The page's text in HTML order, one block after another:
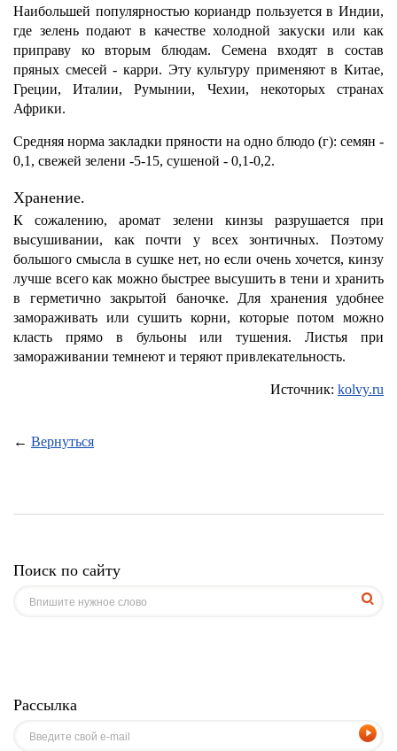
Наибольшей популярностью кориандр пользуется в Индии,
где зелень подают в качестве холодной закуски или как
приправу ко вторым блюдам. Семена входят в состав
пряных смесей - карри. Эту культуру применяют в Китае,
Греции, Италии, Румынии, Чехии, некоторых странах
Африки.
Средняя норма закладки пряности на одно блюдо (г): семян -
0,1, свежей зелени -5-15, сушеной - 0,1-0,2.
Хранение.
К сожалению, аромат зелени кинзы разрушается при
высушивании, как почти у всех зонтичных. Поэтому
большого смысла в сушке нет, но если очень хочется, кинзу
лучше всего как можно быстрее высушить в тени и хранить
в герметично закрытой баночке. Для хранения удобнее
замораживать или сушить корни, которые потом можно
класть прямо в бульоны или тушения. Листья при
замораживании темнеют и теряют привлекательность.
Источник: kolvy.ru
← Вернуться
Поиск по сайту
Рассылка